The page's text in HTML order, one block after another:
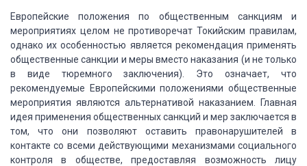
Европейские положения по общественным санкциям и
мероприятиях целом не противоречат Токийским правилам,
однако их особенностью является рекомендация применять
общественные санкции и меры вместо наказания (и не только
в виде тюремного заключения). Это означает, что
рекомендуемые Европейскими положениями общественные
мероприятия являются альтернативой наказанием. Главная
идея применения общественных санкций и мер заключается в
том, что они позволяютоставить правонарушителей в
контакте со всеми действующими механизмами социального
контроля в обществе, предоставляя возможность лицу